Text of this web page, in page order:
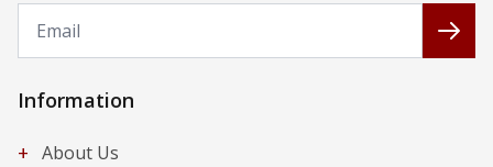
Information
+ About Us